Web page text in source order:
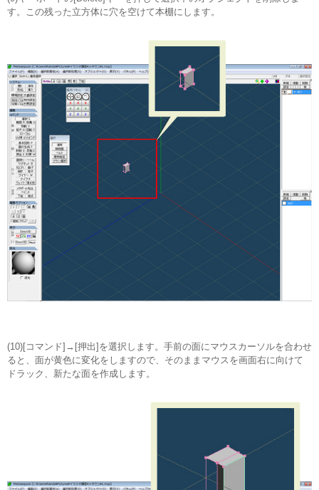
す。この残った立方体に穴を空けて本棚にします。
(10)[コマンド]→[押出]を選択します。手前の面にマウスカーソルを合わせ
ると、面が黄色に変化をしますので、そのままマウスを画面右に向けて
ドラック、新たな面を作成します。